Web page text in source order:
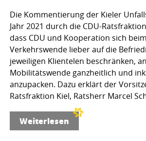
Die Kommentierung der Kieler
Jahr 2021 durch die CDU-
dass CDU und Kooperation sich
Verkehrswende lieber auf die
jeweiligen Klientelen beschränken,
Mobilitätswende ganzheitlich und
anzupacken. Dazu erklärt der
Ratsfraktion Kiel, Ratsherr Marcel
Weiterlesen